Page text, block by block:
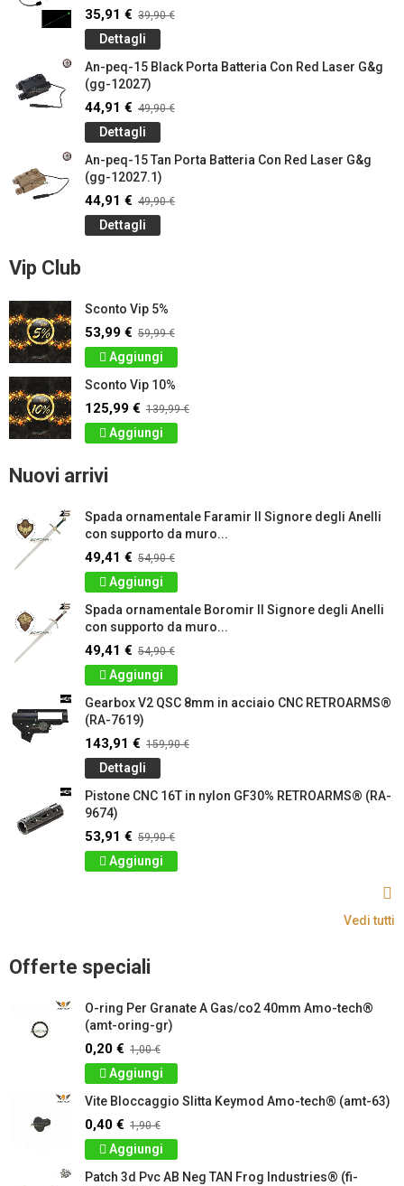
35,91 € 39,90 €
Dettagli
An-peq-15 Black Porta Batteria Con Red Laser G&g
(gg-12027)
44,91 € 49,90 €
Dettagli
An-peq-15 Tan Porta Batteria Con Red Laser G&g
(gg-12027.1)
44,91 € 49,90 €
Dettagli
Vip Club
Sconto Vip 5%
53,99 € 59,99 €
Aggiungi
Sconto Vip 10%
125,99 € 139,99 €
Aggiungi
Nuovi arrivi
Spada ornamentale Faramir Il Signore degli Anelli
con supporto da muro...
49,41 € 54,90 €
Aggiungi
Spada ornamentale Boromir Il Signore degli Anelli
con supporto da muro...
49,41 € 54,90 €
Aggiungi
Gearbox V2 QSC 8mm in acciaio CNC RETROARMS®
(RA-7619)
143,91 € 159,90 €
Dettagli
Pistone CNC 16T in nylon GF30% RETROARMS® (RA-
9674)
53,91 € 59,90 €
Aggiungi
Vedi tutti
Offerte speciali
O-ring Per Granate A Gas/co2 40mm Amo-tech®
(amt-oring-gr)
0,20 € 1,00 €
Aggiungi
Vite Bloccaggio Slitta Keymod Amo-tech® (amt-63)
0,40 € 1,90 €
Aggiungi
Patch 3d Pvc AB Neg TAN Frog Industries® (fi-